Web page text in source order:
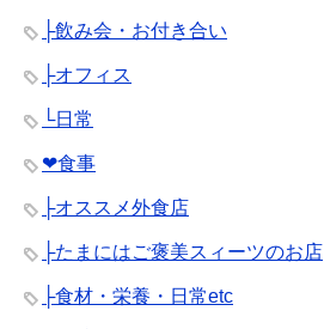
├飲み会・お付き合い
├オフィス
└日常
❤︎食事
├オススメ外食店
├たまにはご褒美スィーツのお店
├食材・栄養・日常etc